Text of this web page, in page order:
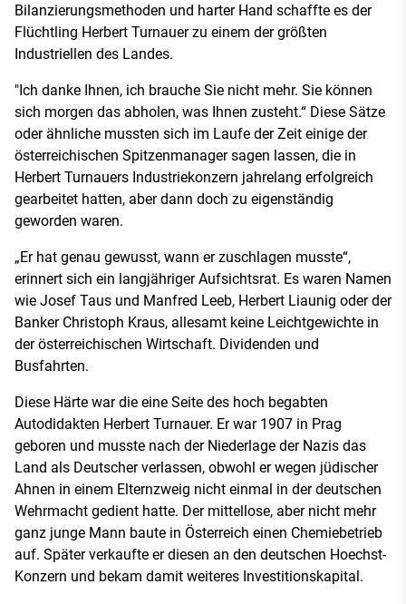
Bilanzierungsmethoden und harter Hand schaffte es der
Flüchtling Herbert Turnauer zu einem der größten
Industriellen des Landes.
"Ich danke Ihnen, ich brauche Sie nicht mehr. Sie können
sich morgen das abholen, was Ihnen zusteht.“ Diese Sätze
oder ähnliche mussten sich im Laufe der Zeit einige der
österreichischen Spitzenmanager sagen lassen, die in
Herbert Turnauers Industriekonzern jahrelang erfolgreich
gearbeitet hatten, aber dann doch zu eigenständig
geworden waren.
„Er hat genau gewusst, wann er zuschlagen musste“,
erinnert sich ein langjähriger Aufsichtsrat. Es waren Namen
wie Josef Taus und Manfred Leeb, Herbert Liaunig oder der
Banker Christoph Kraus, allesamt keine Leichtgewichte in
der österreichischen Wirtschaft. Dividenden und
Busfahrten.
Diese Härte war die eine Seite des hoch begabten
Autodidakten Herbert Turnauer. Er war 1907 in Prag
geboren und musste nach der Niederlage der Nazis das
Land als Deutscher verlassen, obwohl er wegen jüdischer
Ahnen in einem Elternzweig nicht einmal in der deutschen
Wehrmacht gedient hatte. Der mittellose, aber nicht mehr
ganz junge Mann baute in Österreich einen Chemiebetrieb
auf. Später verkaufte er diesen an den deutschen Hoechst-
Konzern und bekam damit weiteres Investitionskapital.